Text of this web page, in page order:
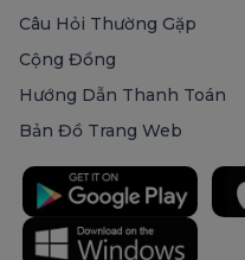
Câu Hỏi Thường Gặp
Cộng Đồng
Hướng Dẫn Thanh Toán
Bản Đồ Trang Web